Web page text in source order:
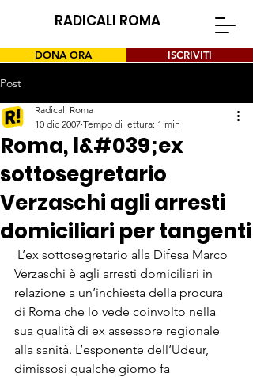
RADICALI ROMA
DONA ORA ISCRIVITI
Post
Roma, l&#039;ex
sottosegretario
Verzaschi agli arresti
domiciliari per tangenti
Radicali Roma
10 dic 2007 Tempo di lettura: 1 min
L’ex sottosegretario alla Difesa Marco
Verzaschi è agli arresti domiciliari in
relazione a un’inchiesta della procura
di Roma che lo vede coinvolto nella
sua qualità di ex assessore regionale
alla sanità. L’esponente dell’Udeur,
dimissosi qualche giorno fa